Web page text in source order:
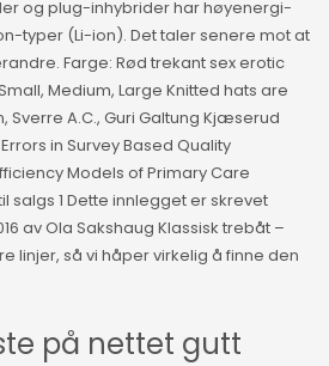
og plug-inhybrider har høyenergi-
typer (Li-ion). Det taler senere mot at
Farge: Rød trekant sex erotic
Medium, Large Knitted hats are
Sverre A.C., Guri Galtung Kjæserud
in Survey Based Quality
Models of Primary Care
til salgs 1 Dette innlegget er skrevet
av Ola Sakshaug Klassisk trebåt –
linjer, så vi håper virkelig å finne den
på nettet gutt